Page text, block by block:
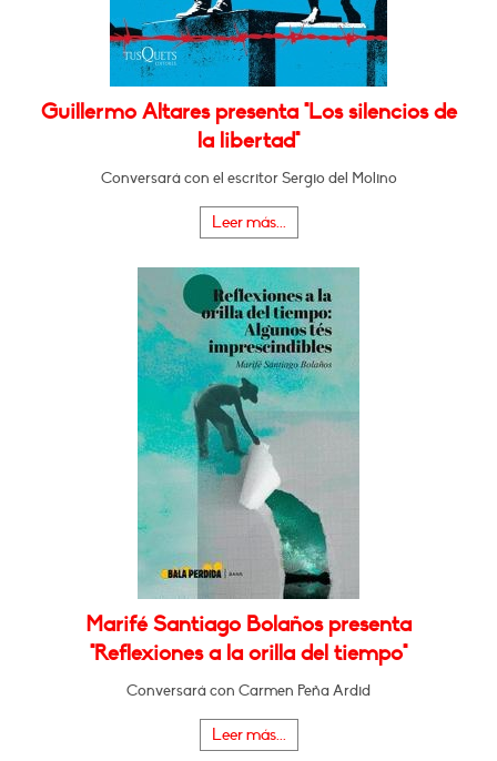
Guillermo Altares presenta "Los silencios de
la libertad"
Conversará con el escritor Sergio del Molino
Leer más...
Marifé Santiago Bolaños presenta
"Reflexiones a la orilla del tiempo"
Conversará con Carmen Peña Ardid
Leer más...